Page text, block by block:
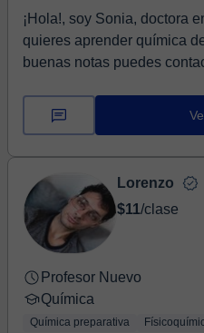
¡Hola!, soy Sonia, doctora
quieres aprender química
buenas notas puedes
Lorenzo
$11/clase
Profesor Nuevo
Química
Química preparativa